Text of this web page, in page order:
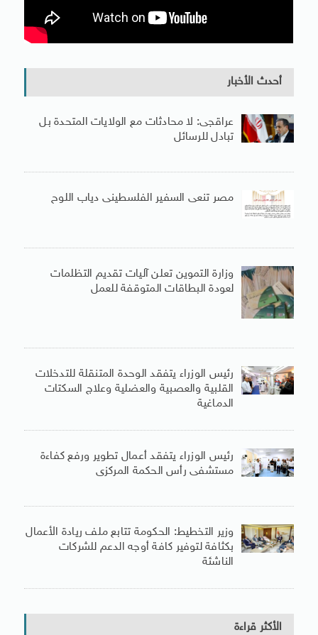
أحدث الأخبار
عراقجى: لا محادثات مع الولايات المتحدة بل
تبادل للرسائل
مصر تنعى السفير الفلسطينى دياب اللوح
وزارة التموين تعلن آليات تقديم التظلمات
لعودة البطاقات المتوقفة للعمل
رئيس الوزراء يتفقد الوحدة المتنقلة للتدخلات
القلبية والعصبية والعضلية وعلاج السكتات
الدماغية
رئيس الوزراء يتفقد أعمال تطوير ورفع كفاءة
مستشفى رأس الحكمة المركزى
وزير التخطيط: الحكومة تتابع ملف ريادة الأعمال
بكثافة لتوفير كافة أوجه الدعم للشركات
الناشئة
الأكثر قراءة